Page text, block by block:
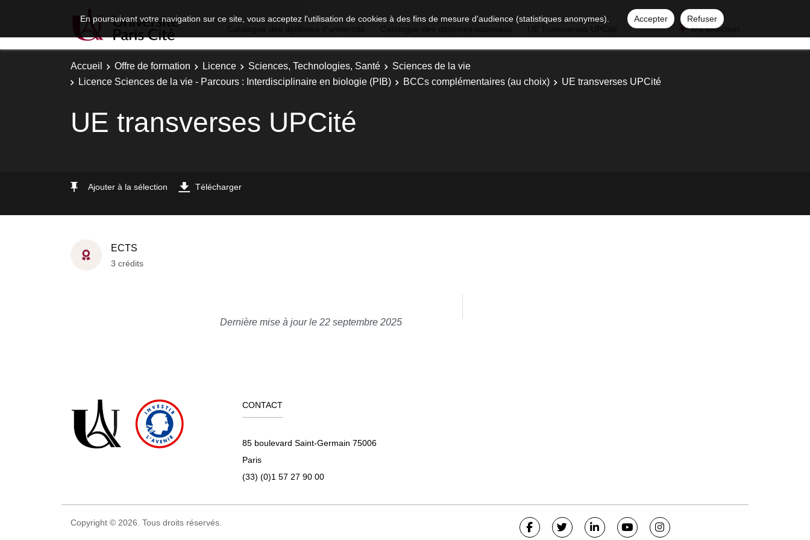
En poursuivant votre navigation sur ce site, vous acceptez l'utilisation de cookies à des fins de mesure d'audience (statistiques anonymes). Accepter
Refuser
Ma sélection
Accueil Offre de formation Licence Sciences, Technologies, Santé
Sciences de la vie
Licence Sciences de la vie - Parcours : Interdisciplinaire en biologie (PIB)
BCCs complémentaires (au choix) UE transverses UPCité
UE transverses UPCité
Ajouter à la sélection Télécharger
ECTS
3 crédits
Dernière mise à jour le 22 septembre 2025
CONTACT
85 boulevard Saint-Germain 75006
Paris
(33) (0)1 57 27 90 00
Copyright © 2026. Tous droits réservés.